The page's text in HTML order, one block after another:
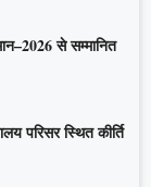
से सम्मानित
परिसर स्थित कीर्ति